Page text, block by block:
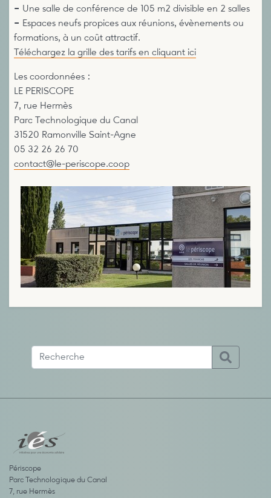
– Une salle de conférence de 105 m2 divisible en 2 salles
– Espaces neufs propices aux réunions, évènements ou
formations, à un coût attractif.
Téléchargez la grille des tarifs en cliquant ici
Les coordonnées :
LE PERISCOPE
7, rue Hermès
Parc Technologique du Canal
31520 Ramonville Saint-Agne
05 32 26 26 70
contact@le-periscope.coop
Périscope
Parc Technologique du Canal
7, rue Hermès